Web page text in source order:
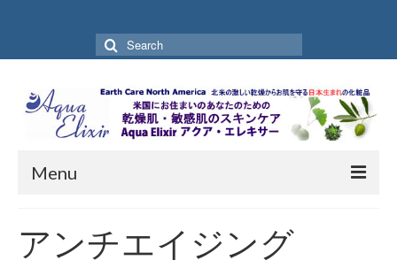
Search
for:
Menu
Aqua Elixir を開発した理由
アンチエイジング